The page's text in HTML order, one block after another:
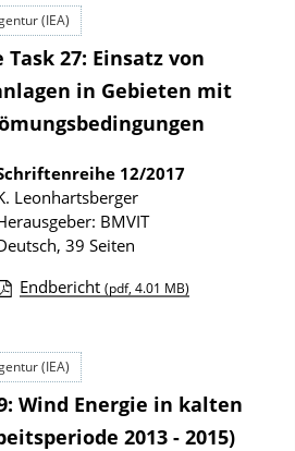
(IEA)
27: Einsatz von
in Gebieten mit
12/2017
Leonhartsberger
BMVIT
39 Seiten
Endbericht (pdf, 4.01 MB)
(IEA)
Wind Energie in kalten
2013 - 2015)